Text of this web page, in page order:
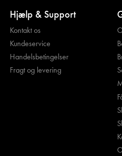
Hjælp & Support
Kontakt os
Kundeservice
Handelsbetingelser
Fragt og levering